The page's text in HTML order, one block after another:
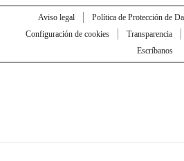
Aviso legal Política de Protección de
Configuración de cookies
Transparencia
Escríbanos